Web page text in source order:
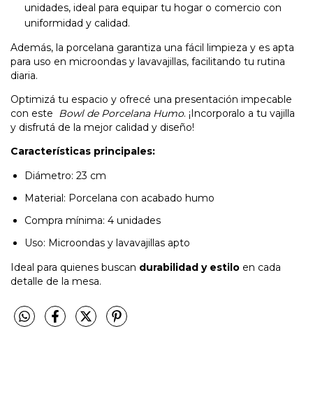
unidades, ideal para equipar tu hogar o comercio con
uniformidad y calidad.
Además, la porcelana garantiza una fácil limpieza y es apta
para uso en microondas y lavavajillas, facilitando tu rutina
diaria.
Optimizá tu espacio y ofrecé una presentación impecable
con este Bowl de Porcelana Humo. ¡Incorporalo a tu vajilla
y disfrutá de la mejor calidad y diseño!
Características principales:
Diámetro: 23 cm
Material: Porcelana con acabado humo
Compra mínima: 4 unidades
Uso: Microondas y lavavajillas apto
Ideal para quienes buscan durabilidad y estilo en cada
detalle de la mesa.